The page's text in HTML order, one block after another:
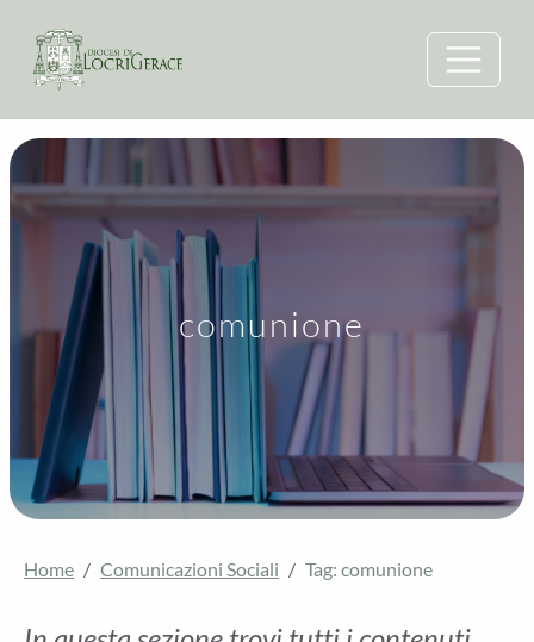
comunione
Home Comunicazioni Sociali Tag: comunione